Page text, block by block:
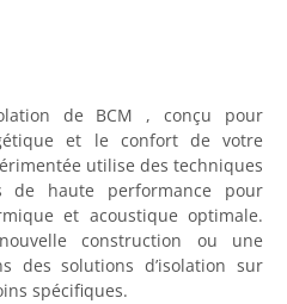
de BCM , conçu pour
et le confort de votre
utilise des techniques
de haute performance pour
et acoustique optimale.
construction ou une
des solutions d’isolation sur
spécifiques.